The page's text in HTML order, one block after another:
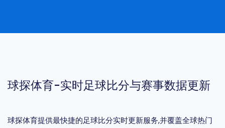
球探体育-实时足球比分与赛事数据更新
球探体育提供最快捷的足球比分实时更新服务,并覆盖全球热门